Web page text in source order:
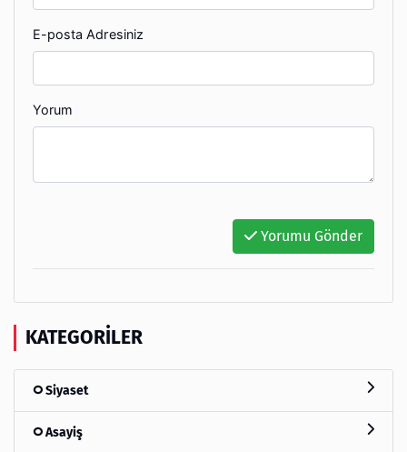
E-posta Adresiniz
Yorum
Yorumu Gönder
KATEGORILER
Siyaset
Asayiş